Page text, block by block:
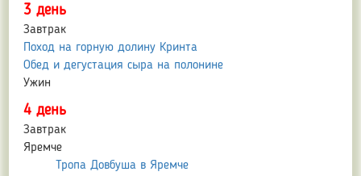
3 день
Завтрак
Поход на горную долину Кринта
Обед и дегустация сыра на полонине
Ужин
4 день
Завтрак
Яремче
Тропа Довбуша в Яремче